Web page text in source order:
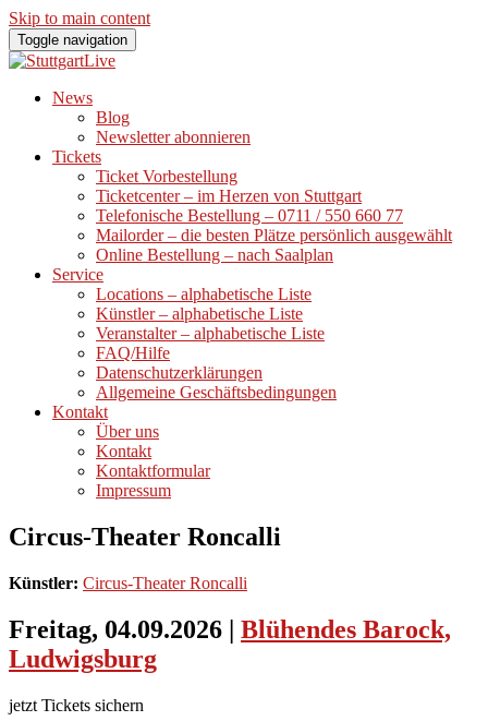
Skip to main content
Toggle navigation
News
Blog
Newsletter abonnieren
Tickets
Ticket Vorbestellung
Ticketcenter – im Herzen von Stuttgart
Telefonische Bestellung – 0711 / 550 660 77
Mailorder – die besten Plätze persönlich ausgewählt
Online Bestellung – nach Saalplan
Service
Locations – alphabetische Liste
Künstler – alphabetische Liste
Veranstalter – alphabetische Liste
FAQ/Hilfe
Datenschutzerklärungen
Allgemeine Geschäftsbedingungen
Kontakt
Über uns
Kontakt
Kontaktformular
Impressum
Circus-Theater Roncalli
Künstler: Circus-Theater Roncalli
Freitag, 04.09.2026 | Blühendes Barock,
Ludwigsburg
jetzt Tickets sichern